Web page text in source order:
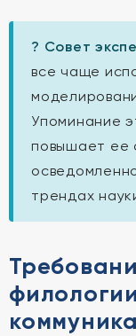
? Совет
все чаще
Упоминание
повышает ее
трендах